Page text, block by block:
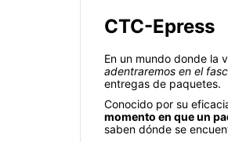
CTC-Epress
En un mundo donde la
adentraremos en el
entregas de paquetes.
Conocido por su
momento en que un
saben dónde se